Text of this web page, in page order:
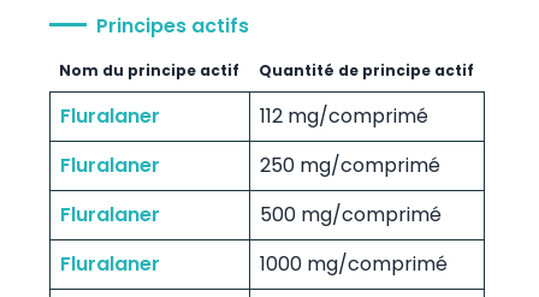
Principes actifs
Nom du principe actif Quantité de principe actif
Fluralaner
112 mg/comprimé
Fluralaner
250 mg/comprimé
Fluralaner
500 mg/comprimé
Fluralaner
1000 mg/comprimé